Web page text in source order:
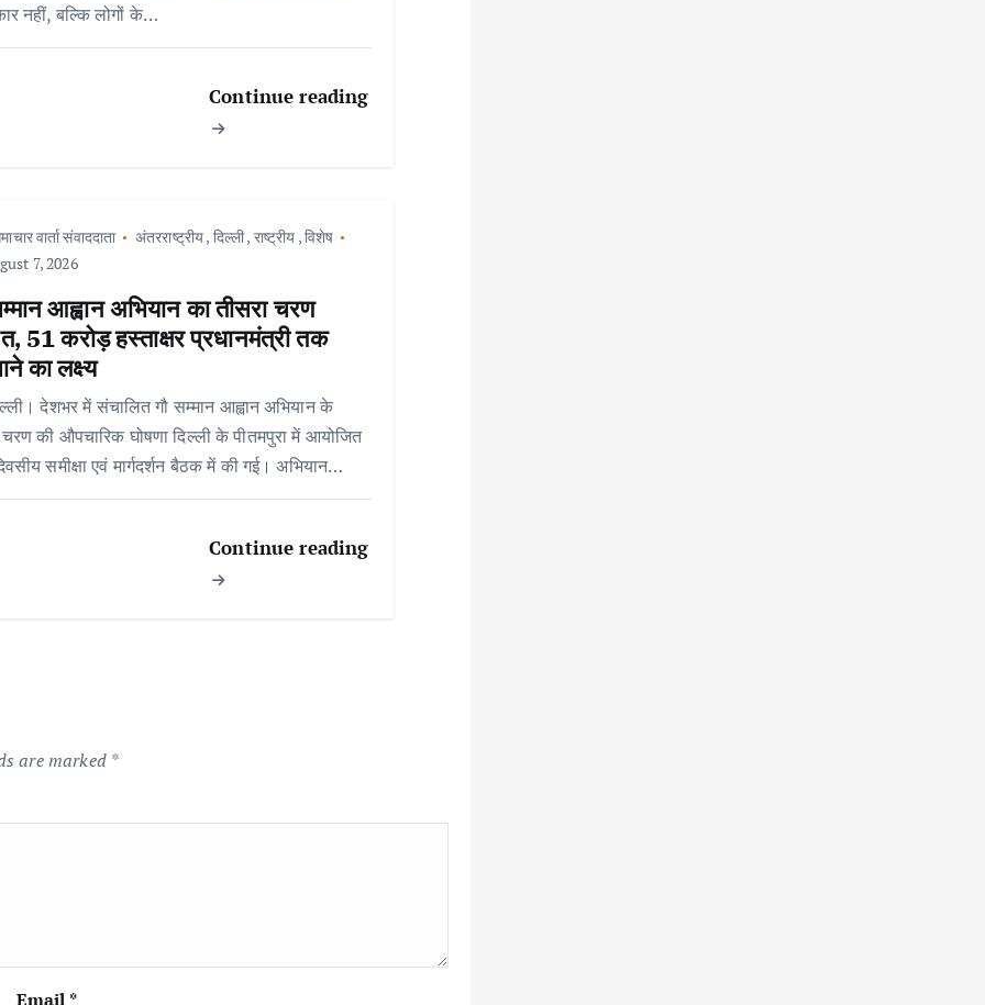
नहीं, बल्कि लोगों के…
Continue reading
वार्ता संवाददाता अंतरराष्ट्रीय, दिल्ली, राष्ट्रीय ,विशेष
7, 2026
आह्वान अभियान का तीसरा चरण
51 करोड़ हस्ताक्षर प्रधानमंत्री तक
का लक्ष्य
देशभर में संचालित गौ सम्मान आह्वान अभियान के
की औपचारिक घोषणा दिल्ली के पीतमपुरा में आयोजित
समीक्षा एवं मार्गदर्शन बैठक में की गई। अभियान…
Continue reading
are marked *
Email *